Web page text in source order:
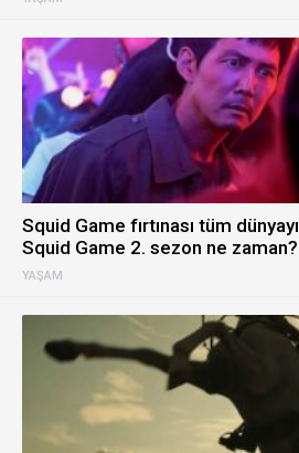
YAŞAM
Squid Game fırtınası tüm
Squid Game 2. sezon ne zaman?